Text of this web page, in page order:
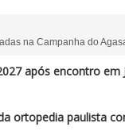
na Campanha do
após encontro em
ortopedia paulista